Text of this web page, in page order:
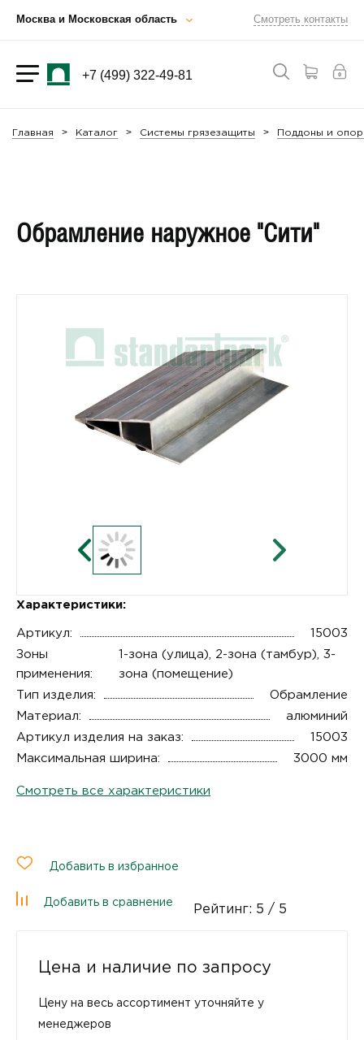
Москва и Московская область Смотреть контакты
+7 (499) 322-49-81
Главная Каталог Системы грязезащиты Поддоны и
Обрамление наружное "Сити"
Характеристики:
Артикул:
15003
Зоны
применения:
1-зона (улица), 2-зона (тамбур), 3-
зона (помещение)
Тип изделия:
Обрамление
Материал:
алюминий
Артикул изделия на заказ:
15003
Максимальная ширина:
3000 мм
Смотреть все характеристики
Добавить в избранное
Добавить в сравнение
Рейтинг: 5 / 5
Цена и наличие по запросу
Цену на весь ассортимент уточняйте у
менеджеров